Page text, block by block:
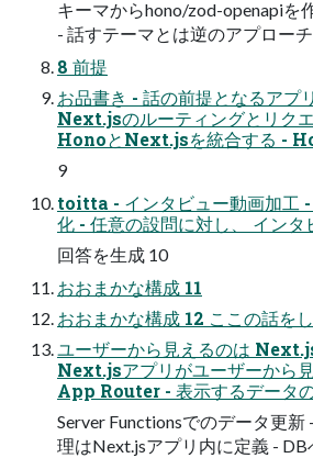
キーマからhono/zod-openapiを
- 話すテーマとは逆のアプロー
8 前提
お品書き - 話の前提となるアプ
Next.jsのルーティングとリク
HonoとNext.jsを統合する -
9
toitta - インタビュー動画加工 -
化 - 任意の設問に対し、 インタ
回答を生成 10
おおまかな構成 11
おおまかな構成 12 ここの話を
ユーザーから見えるのは
Next.jsアプリがユーザーから
App Router - 表示するデータ
Server Functionsでのデータ更
理はNext.jsアプリ内に定義 - DB